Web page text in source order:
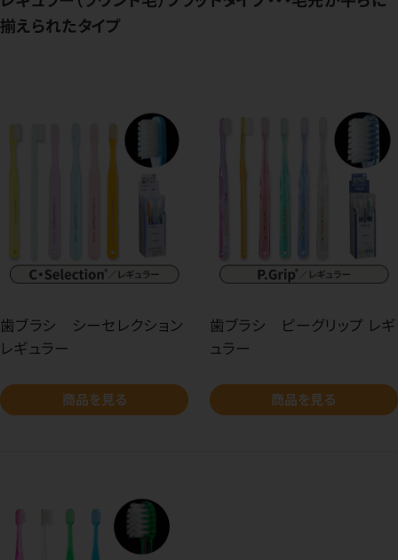
揃えられたタイプ
歯ブラシ シーセレクション
レギュラー
商品を見る
歯ブラシ ピーグリップ レギ
ュラー
商品を見る